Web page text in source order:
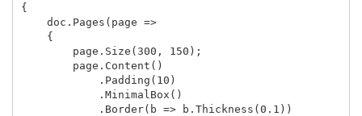
{
doc . Pages ( page =>
{
page . Size ( 300 , 150 );
page . Content ()
. Padding ( 10 )
. MinimalBox ()
. Border( b => b . Thickness ( 0.1 ))